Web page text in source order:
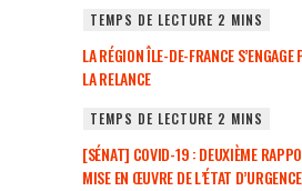
LA RÉGION ÎLE-DE-FRANCE S’ENGAGE
LA RELANCE
[SÉNAT] COVID-19 : DEUXIÈME
MISE EN ŒUVRE DE L’ÉTAT